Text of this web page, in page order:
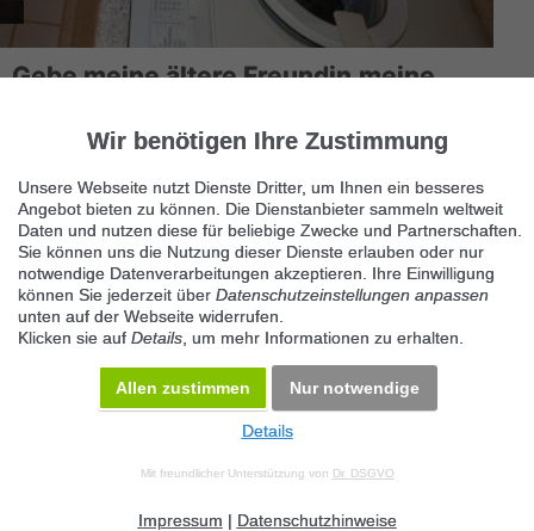
Gebe meine ältere Freundin,meine
10555 Berlin
5kg, Energieeffizienzklasse B, 1.000 U/Min, Kurzwaschgang,
Wasserspa...
Datenschutz Impressum Kontakt Datenschutz anpassen Desktop Version
Wir benötigen Ihre Zustimmung
Unsere Webseite nutzt Dienste Dritter, um Ihnen ein besseres
Angebot bieten zu können. Die Dienstanbieter sammeln weltweit
Daten und nutzen diese für beliebige Zwecke und Partnerschaften.
Sie können uns die Nutzung dieser Dienste erlauben oder nur
notwendige Datenverarbeitungen akzeptieren. Ihre Einwilligung
können Sie jederzeit über Datenschutzeinstellungen anpassen
unten auf der Webseite widerrufen.
Klicken sie auf Details , um mehr Informationen zu erhalten.
Allen zustimmen Nur notwendige
Details
Mit freundlicher Unterstützung von Dr. DSGVO
Impressum | Datenschutzhinweise